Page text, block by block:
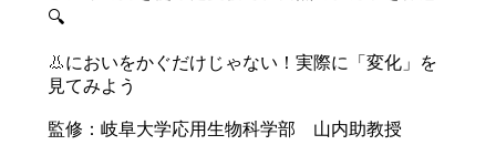
🔍
👃においをかぐだけじゃない！実際に「変化」を
見てみよう
監修：岐阜大学応用生物科学部 山内助教授